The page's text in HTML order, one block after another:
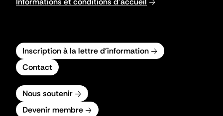
Inscription à la lettre d'information
Contact
Nous soutenir
Devenir membre